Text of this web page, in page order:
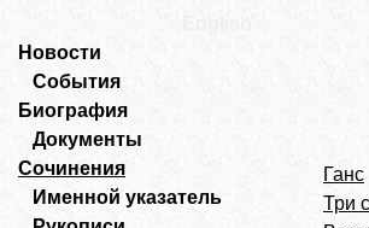
Новости
События
Биография
Документы
Сочинения
Именной указатель
Ганс
Три